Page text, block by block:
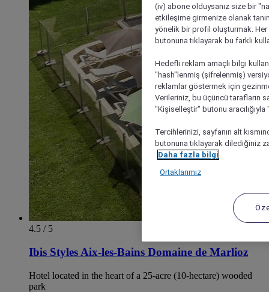
4.5 / 5
Ibis Styles Aix-les-Bains Domaine de Marlioz
Hotel located in the heart of a 25-acre (10-hectare) wooded
park
(iv) abone olduysanız size bir
etkileşime girmenize olanak
yönelik bir profil oluşturmak.
butonuna tıklayarak bu farklı
Hedefli reklam amaçlı bilgi
"hash"lenmiş (şifrelenmiş)
reklamlar göstermek için
Verileriniz, bu üçüncü tarafların
"Kişiselleştir" butonu
Tercihlerinizi, sayfanın alt
butonuna tıklayarak dilediğiniz
Daha fazla bilgi
Ortaklarımız